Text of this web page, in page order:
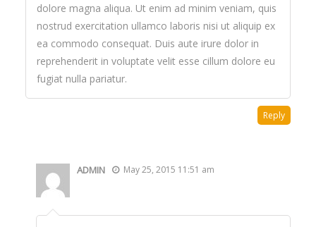
dolore magna aliqua. Ut enim ad minim veniam, quis
nostrud exercitation ullamco laboris nisi ut aliquip ex
ea commodo consequat. Duis aute irure dolor in
reprehenderit in voluptate velit esse cillum dolore eu
fugiat nulla pariatur.
Reply
ADMIN May 25, 2015 11:51 am